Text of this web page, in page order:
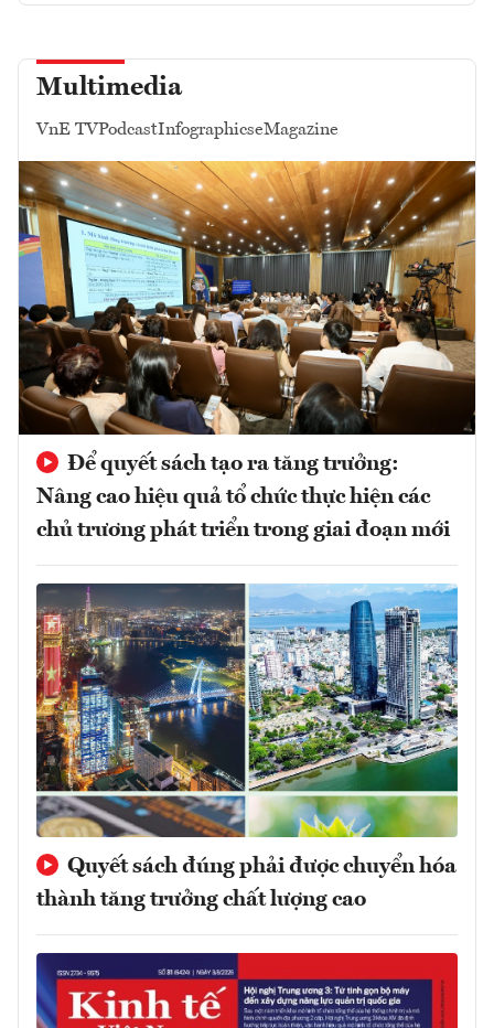
Multimedia
VnE TVPodcastInfographicseMagazine
Để quyết sách tạo ra tăng trưởng:
Nâng cao hiệu quả tổ chức thực hiện các
chủ trương phát triển trong giai đoạn mới
Quyết sách đúng phải được chuyển hóa
thành tăng trưởng chất lượng cao